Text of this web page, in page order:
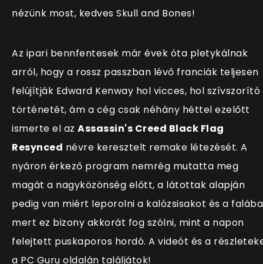
nézünk most, kedves Skull and Bones!
Az ipari bennfentesek már évek óta pletykálnak
arról, hogy a rossz passzban lévő franciák teljesen
felújítják Edward Kenway hol vicces, hol szívszorító
történetét, ám a cég csak néhány héttel ezelőtt
ismerte el az Assassin's Creed Black Flag
Resynced névre keresztelt remake létezését. A
nyáron érkező program nemrég mutatta meg
magát a nagyközönség előtt, a látottak alapján
pedig van miért leporolni a kalózsisakot és a
mert ez bizony akkorát fog szólni, mint a napon
felejtett puskaporos hordó. A videót és a
a PC Guru oldalán találjátok!